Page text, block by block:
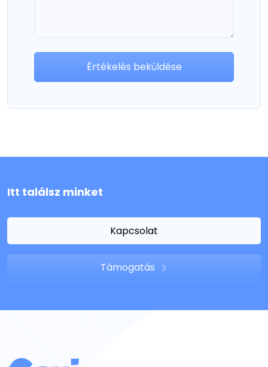
Értékelés beküldése
Itt találsz minket
Kapcsolat
Támogatás